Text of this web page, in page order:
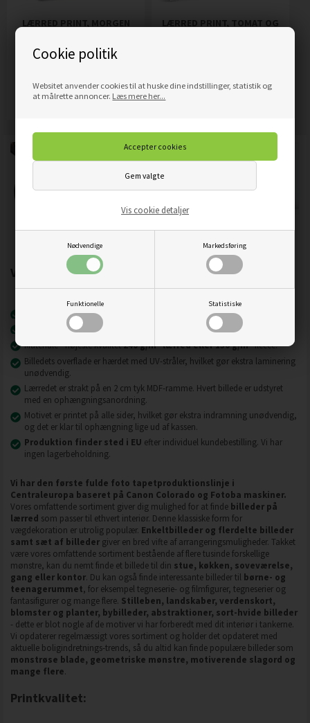
Cookie politik
Websitet anvender cookies til at huske dine indstillinger, statistik og
at målrette annoncer. Læs mere her...
Nødvendige Markedsføring
Funktionelle Statistiske
Vis cookie detaljer
LÆRRED PRINT, MORGEN
Mere info
LÆRRED PRINT, TOMAT OG
Vigtigste produktegenskaber:
Nyeste printteknologi
Billeder på lærred er modstandsdygtige over for slid, ridser og snavs.
Materiale - højeste kvalitet240 g/m lærred eller 130 g/m fleece.
Billedets overflade er hærdet med UV-stråler, hvilket gør ekstra laminering
unødvendig.
Lærredet er strakt på en 2 cm tyk MDF-ramme. Hvert billede er udstyret
med en ophængningsanordning.
Motivet er printet på alle sider, hvilket gør ekstra indramning unødvendig,
og det er klar til ophængning lige ud af kassen.
Produktion finder sted i EU efter individuel kundebestilling. Vi har
ingen lagerbeholdning.
Vi har den første fulde foto tapetproduktionslinje i
Centraleuropa baseret på Canon Colorado og Fotoba maskiner.
Vores omfattende sortiment giver dig mulighed for at finde billeder på
lærred som passer til ethvert interiør. Denne klassiske form for
vægdekoration er utrolig populær. Enkeltbilleder og flerdelte billeder
samt sæt af billeder giver en bred vifte af arrangeringsmuligheder. Takket
være vores omfattende sortiment bestående af flere tusinde forskellige
mønstre, kan du nemt finde et billede til din stue, køkken, soveværelse,
gang eller kontor. Du kan også finde interessante billeder til børne- og
teenagerummet, for eksempel tegneserie- og filmfigurer, tegneserier og
fantasifigurer og mange flere. Stilleben, landskaber, verdenskort,
blomster og planter, bybilleder, abstraktioner, sort-hvide billeder
- dette er blot nogle af de motiver vi har forberedt med dit interiør i tankerne.
Vi opdaterer regelmæssigt vores sortiment og holder det opdateret med
aktuelle boligindretnings-trends, så du altid kan finde populære billeder som
monstrøse blade, geometriske mønstre, motiverende slagord og
mange flere.
Printkvalitet: